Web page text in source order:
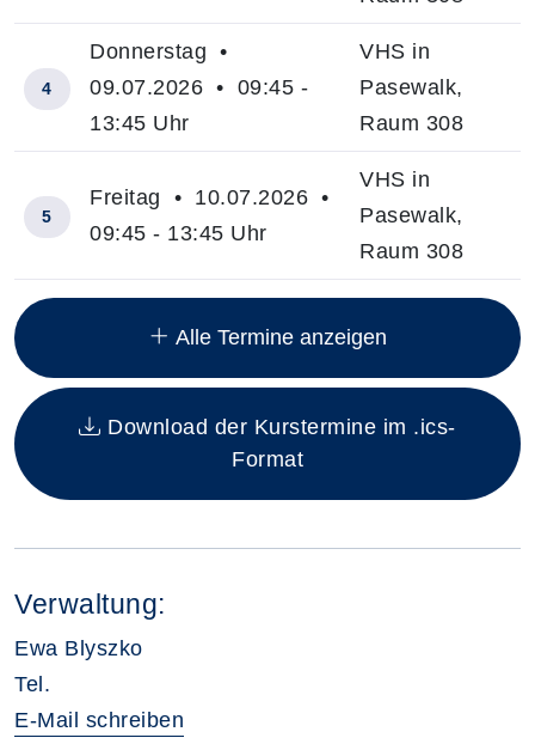
Insgesamt gibt es 20 Termine zum diesen Kurs
4
Donnerstag •
09.07.2026 • 09:45 -
13:45 Uhr
VHS in
Pasewalk,
Raum 308
5
Freitag • 10.07.2026 •
09:45 - 13:45 Uhr
VHS in
Pasewalk,
Raum 308
Alle Termine anzeigen
Download der Kurstermine im .ics-
Format
Verwaltung:
Ewa Blyszko
Tel.
E-Mail schreiben